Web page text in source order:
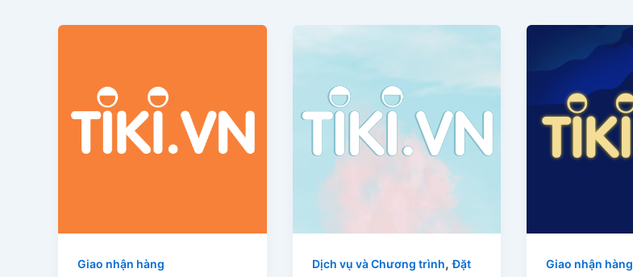
Giao nhận hàng Dịch vụ và Chương trình,Đặt
Giao nhận hàng